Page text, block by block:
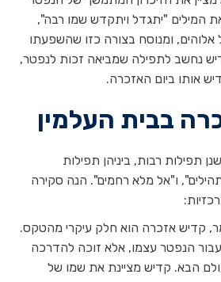
המילים "יתגדל ויתקדש שמו רבה",
ומנוסח בצורה כזו שהשפעתו
נחשב לתפילה שמביאה זכות לנפטר,
אותו ביום האזכרה.
בבית העלמין
תפילות רבות, ביניהן תפילות
ו"אל מלא רחמים". הנה סקירה
קדיש אזכרה הוא חלק עיקרי מהטקס.
הנפטר עצמו, אלא זוכה להדרכה
הבא. קדיש מציינת את שמו של